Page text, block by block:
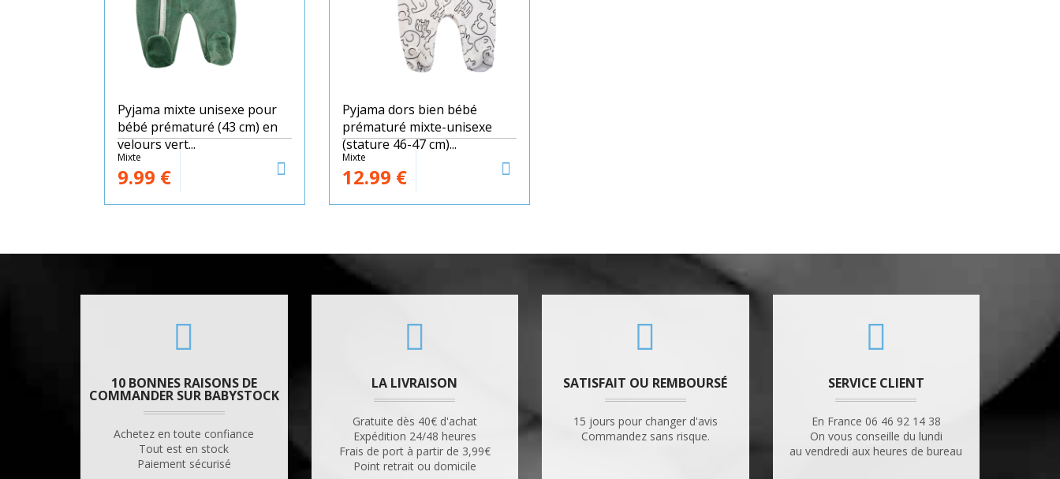
Pyjama mixte unisexe pour
bébé prématuré (43 cm) en
velours vert...
Mixte
9.99 €
Pyjama dors bien bébé
prématuré mixte-unisexe
(stature 46-47 cm)...
Mixte
12.99 €
10 BONNES RAISONS DE
COMMANDER SUR BABYSTOCK
Achetez en toute confiance
Tout est en stock
Paiement sécurisé
LA LIVRAISON
Gratuite dès 40€ d'achat
Expédition 24/48 heures
Frais de port à partir de 3,99€
Point retrait ou domicile
SATISFAIT OU REMBOURSÉ
15 jours pour changer d'avis
Commandez sans risque.
SERVICE CLIENT
En France 06 46 92 14 38
On vous conseille du lundi
au vendredi aux heures de bureau